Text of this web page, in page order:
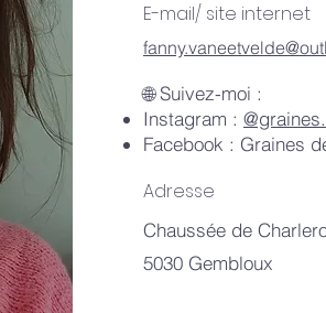
E-mail/ site internet
🌐 Suivez-moi :
Instagram :
Facebook : Graines
Adresse
Chaussée de
5030 Gembloux